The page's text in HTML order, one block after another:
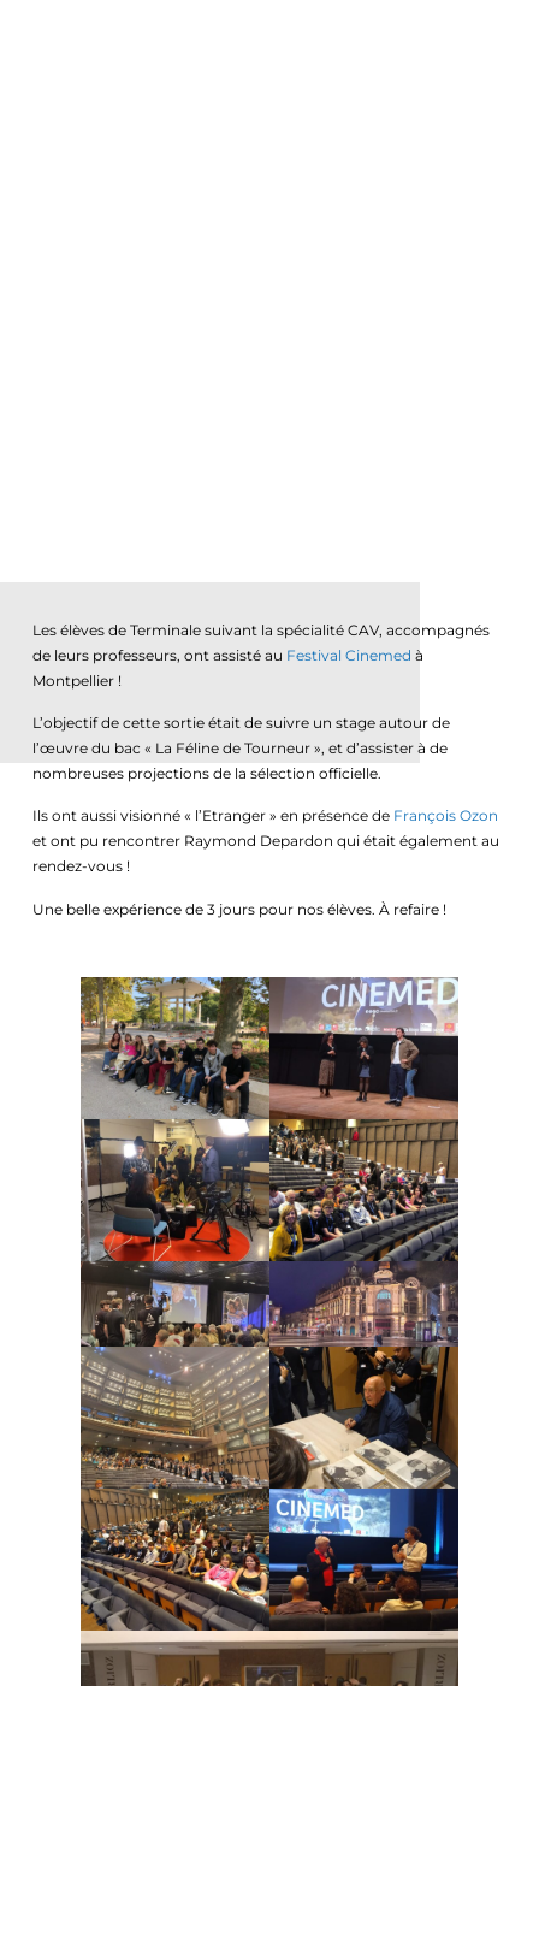
Les élèves de Terminale suivant la spécialité CAV, accompagnés
de leurs professeurs, ont assisté au Festival Cinemed à
Montpellier !
L’objectif de cette sortie était de suivre un stage autour de
l’œuvre du bac « La Féline de Tourneur », et d’assister à de
nombreuses projections de la sélection officielle.
Ils ont aussi visionné « l’Etranger » en présence de François Ozon
et ont pu rencontrer Raymond Depardon qui était également au
rendez-vous !
Une belle expérience de 3 jours pour nos élèves. À refaire !